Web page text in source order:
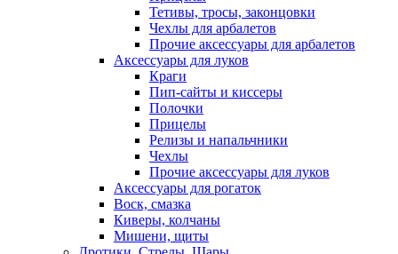
Тетивы, тросы, законцовки
Чехлы для арбалетов
Прочие аксессуары для арбалетов
Аксессуары для луков
Краги
Пип-сайты и киссеры
Полочки
Прицелы
Релизы и напальчники
Чехлы
Прочие аксессуары для луков
Аксессуары для рогаток
Воск, смазка
Киверы, колчаны
Мишени, щиты